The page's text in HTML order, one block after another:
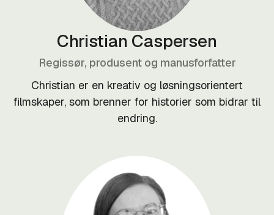
Christian Caspersen
Regissør, produsent og manusforfatter
Christian er en kreativ og løsningsorientert
filmskaper, som brenner for historier som bidrar til
endring.